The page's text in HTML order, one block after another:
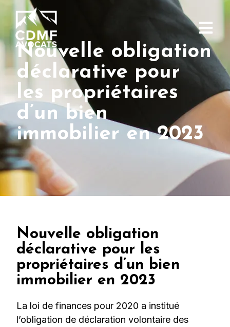
Nouvelle obligation
déclarative pour
les propriétaires
d’un bien
immobilier en 2023
Nouvelle obligation
déclarative pour les
propriétaires d’un bien
immobilier en 2023
La loi de finances pour 2020 a institué
l’obligation de déclaration volontaire des